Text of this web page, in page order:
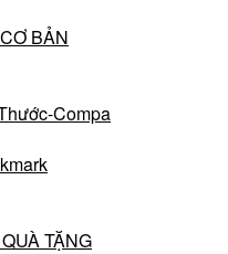
BẢN
Compa
TẶNG